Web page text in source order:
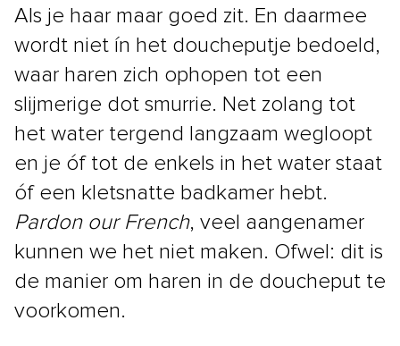
Als je haar maar goed zit. En daarmee
wordt niet ín het doucheputje bedoeld,
waar haren zich ophopen tot een
slijmerige dot smurrie. Net zolang tot
het water tergend langzaam wegloopt
en je óf tot de enkels in het water staat
óf een kletsnatte badkamer hebt.
Pardon our French, veel aangenamer
kunnen we het niet maken. Ofwel: dit is
de manier om haren in de doucheput te
voorkomen.